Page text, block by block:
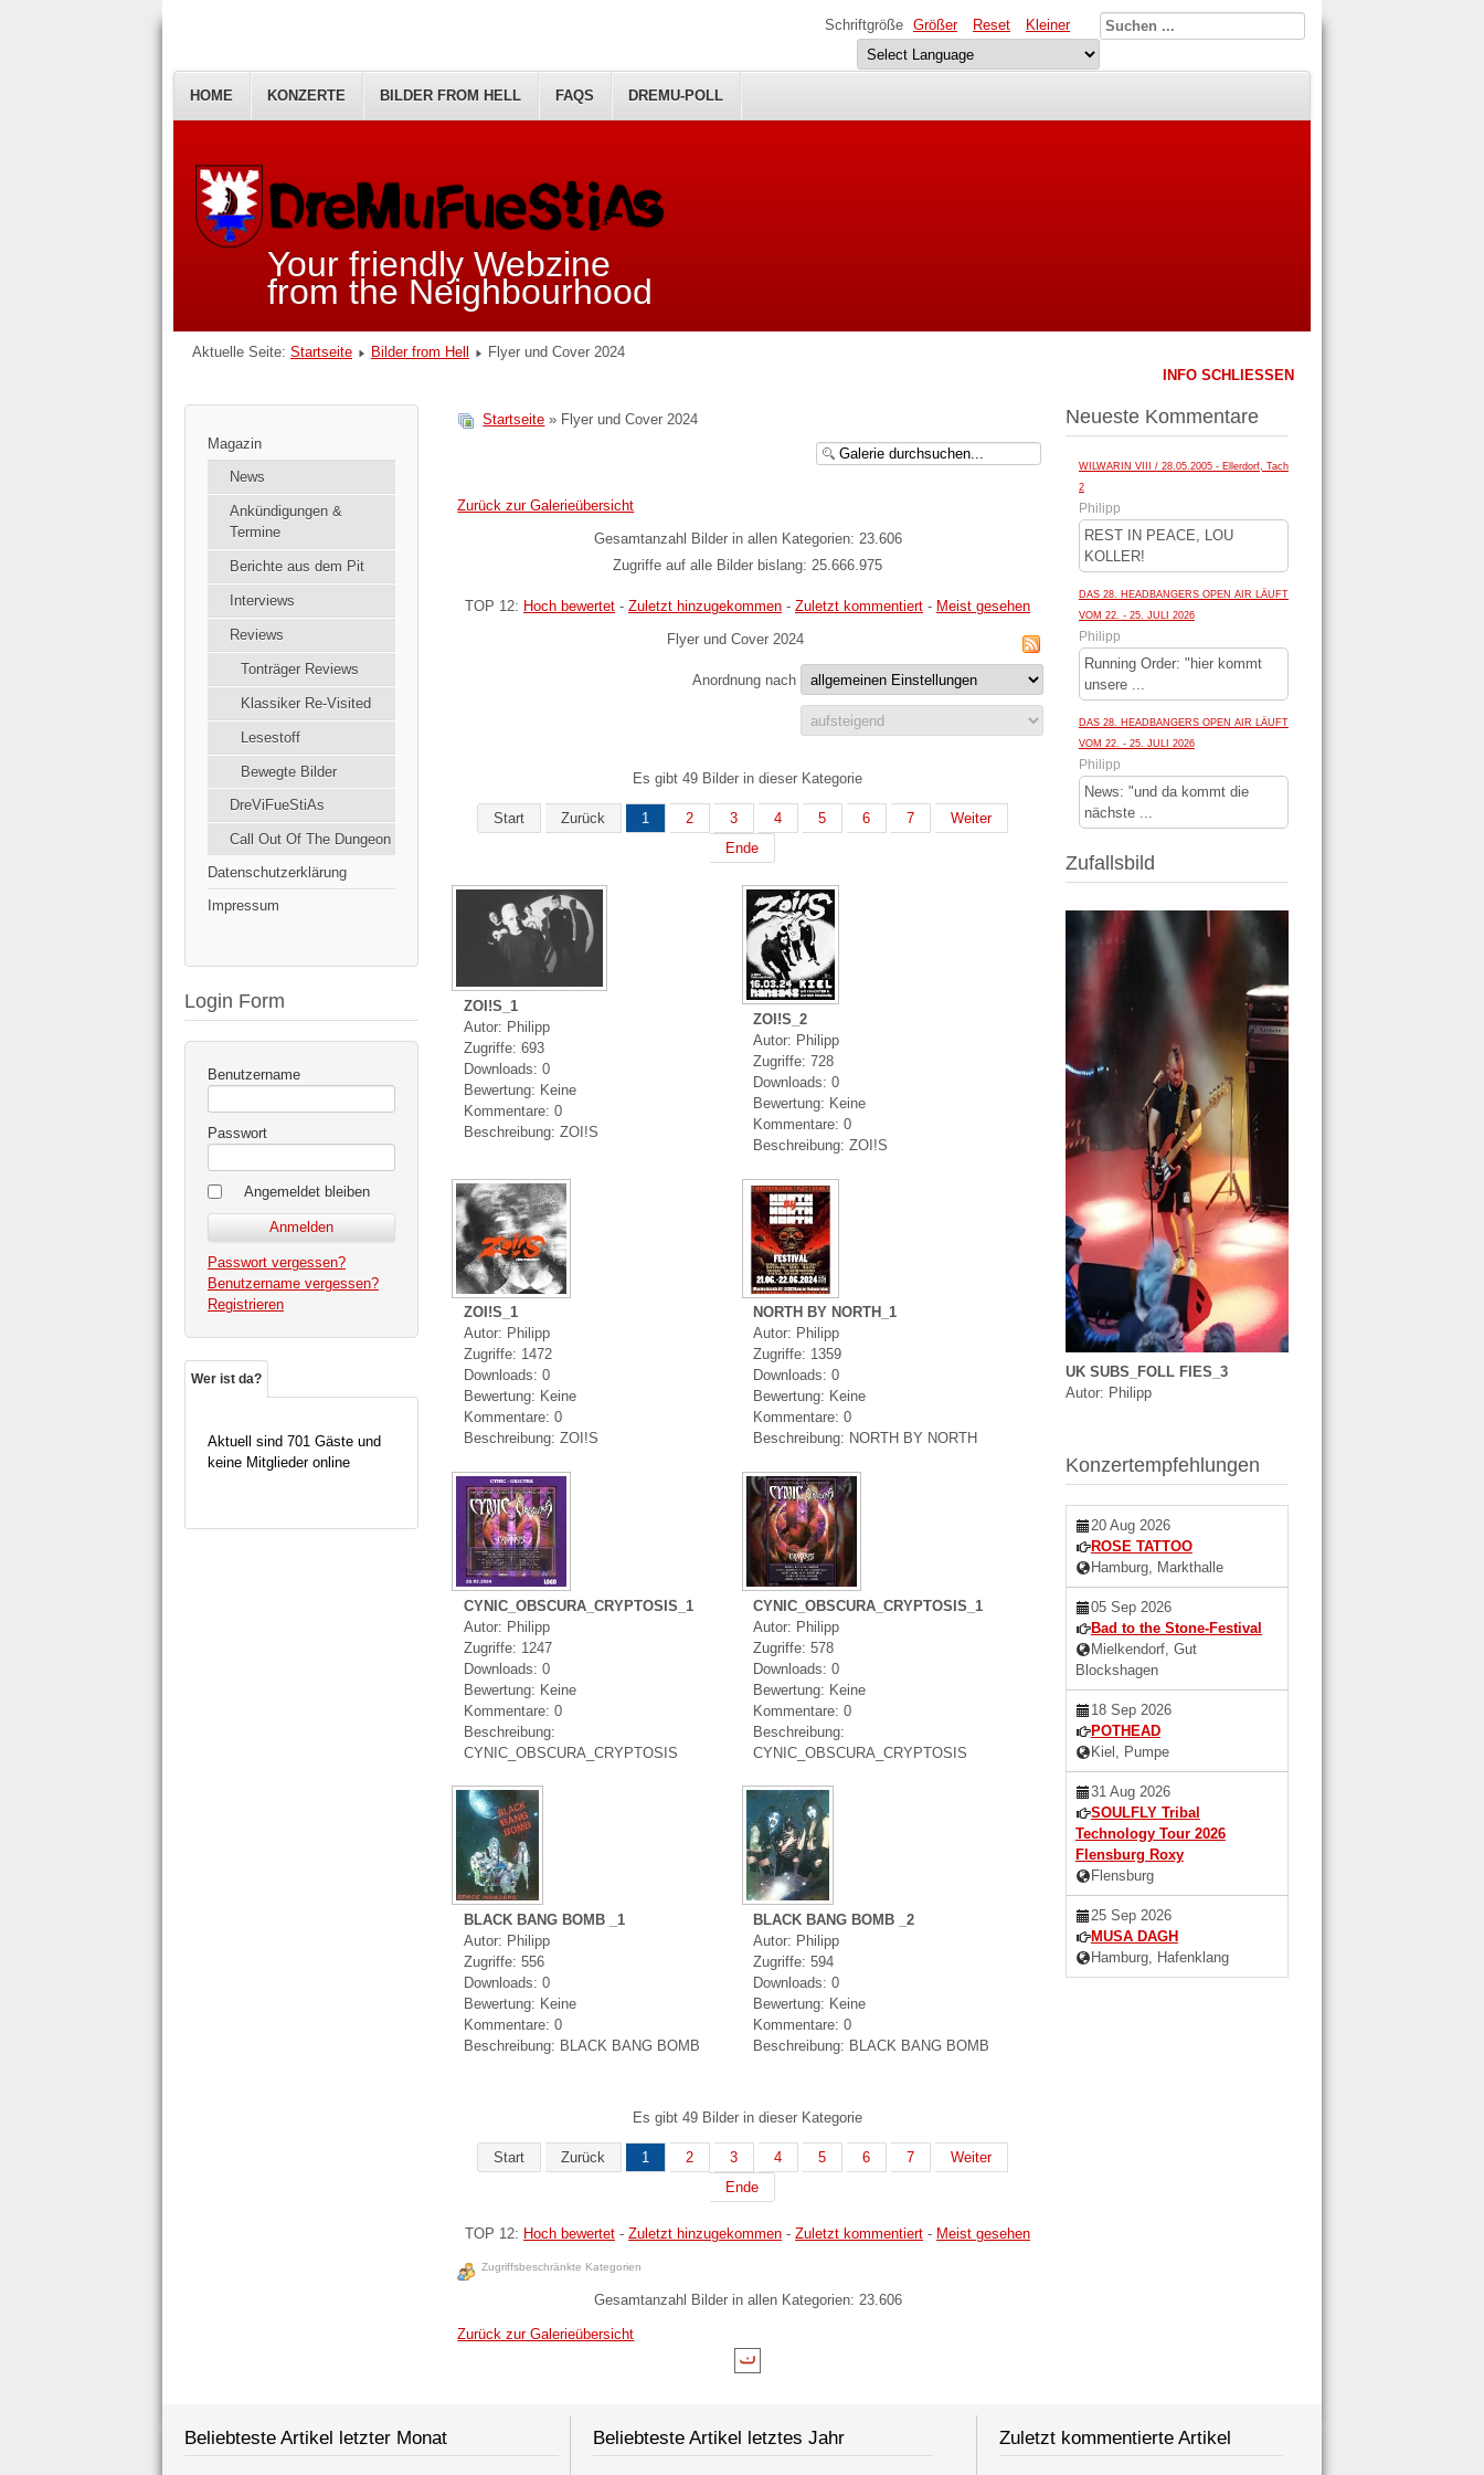
Your friendly Webzine
from the Neighbourhood
HOME KONZERTE BILDER FROM HELL FAQS DREMU-POLL
Schriftgröße Größer Reset Kleiner
Aktuelle Seite: Startseite Bilder from Hell Flyer und Cover 2024
Magazin
News
Ankündigungen &
Termine
Berichte aus dem Pit
Interviews
Reviews
Tonträger Reviews
Klassiker Re-Visited
Lesestoff
Bewegte Bilder
DreViFueStiAs
Call Out Of The Dungeon
Datenschutzerklärung
Impressum
Login Form
Benutzername
Passwort
Angemeldet bleiben
Passwort vergessen?
Benutzername vergessen?
Registrieren
Wer ist da?
Aktuell sind 701 Gäste und
keine Mitglieder online
Startseite » Flyer und Cover 2024
Zurück zur Galerieübersicht
Gesamtanzahl Bilder in allen Kategorien: 23.606
Zugriffe auf alle Bilder bislang: 25.666.975
TOP 12: Hoch bewertet -Zuletzt hinzugekommen -Zuletzt kommentiert - Meist gesehen
Flyer und Cover 2024
Anordnung nach
Es gibt 49 Bilder in dieser Kategorie
Start Zurück 1 2 3 4 5 6 7
Weiter
Ende
ZOI!S_1
Autor: Philipp
Zugriffe: 693
Downloads: 0
Bewertung: Keine
Kommentare: 0
Beschreibung: ZOI!S
ZOI!S_2
Autor: Philipp
Zugriffe: 728
Downloads: 0
Bewertung: Keine
Kommentare: 0
Beschreibung: ZOI!S
ZOI!S_1
Autor: Philipp
Zugriffe: 1472
Downloads: 0
Bewertung: Keine
Kommentare: 0
Beschreibung: ZOI!S
NORTH BY NORTH_1
Autor: Philipp
Zugriffe: 1359
Downloads: 0
Bewertung: Keine
Kommentare: 0
Beschreibung: NORTH BY NORTH
CYNIC_OBSCURA_CRYPTOSIS_1
Autor: Philipp
Zugriffe: 1247
Downloads: 0
Bewertung: Keine
Kommentare: 0
Beschreibung:
CYNIC_OBSCURA_CRYPTOSIS
CYNIC_OBSCURA_CRYPTOSIS_1
Autor: Philipp
Zugriffe: 578
Downloads: 0
Bewertung: Keine
Kommentare: 0
Beschreibung:
CYNIC_OBSCURA_CRYPTOSIS
BLACK BANG BOMB _1
Autor: Philipp
Zugriffe: 556
Downloads: 0
Bewertung: Keine
Kommentare: 0
Beschreibung: BLACK BANG BOMB
BLACK BANG BOMB _2
Autor: Philipp
Zugriffe: 594
Downloads: 0
Bewertung: Keine
Kommentare: 0
Beschreibung: BLACK BANG BOMB
Es gibt 49 Bilder in dieser Kategorie
Start Zurück 1 2 3 4 5 6 7
Weiter
Ende
TOP 12: Hoch bewertet -Zuletzt hinzugekommen -Zuletzt kommentiert - Meist gesehen
Zugriffsbeschränkte Kategorien
Gesamtanzahl Bilder in allen Kategorien: 23.606
Zurück zur Galerieübersicht
INFO SCHLIESSEN
Neueste Kommentare
WILWARIN VIII / 28.05.2005 - Ellerdorf, Tach
2
Philipp
REST IN PEACE, LOU
KOLLER!
DAS 28. HEADBANGERS OPEN AIR LÄUFT
VOM 22. - 25. JULI 2026
Philipp
Running Order: "hier kommt
unsere ...
DAS 28. HEADBANGERS OPEN AIR LÄUFT
VOM 22. - 25. JULI 2026
Philipp
News: "und da kommt die
nächste ...
Zufallsbild
UK SUBS_FOLL FIES_3
Autor: Philipp
Konzertempfehlungen
20 Aug 2026
ROSE TATTOO
Hamburg, Markthalle
05 Sep 2026
Bad to the Stone-Festival
Mielkendorf, Gut
Blockshagen
18 Sep 2026
POTHEAD
Kiel, Pumpe
31 Aug 2026
SOULFLY Tribal
Technology Tour 2026
Flensburg Roxy
Flensburg
25 Sep 2026
MUSA DAGH
Hamburg, Hafenklang
Beliebteste Artikel letzter Monat Beliebteste Artikel letztes Jahr Zuletzt kommentierte Artikel